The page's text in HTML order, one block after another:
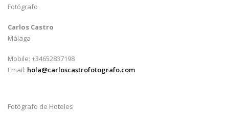
Fotógrafo
Carlos Castro
Málaga
Mobile: +34652837198
Email: hola@carloscastrofotografo.com
Fotógrafo de Hoteles